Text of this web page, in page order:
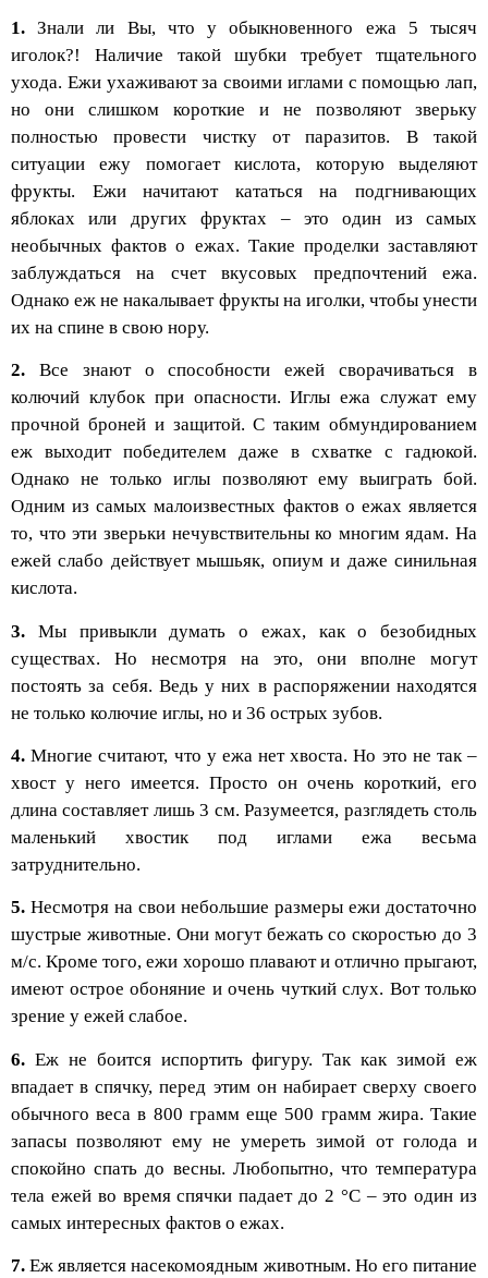
1. Знали ли Вы, что у обыкновенного ежа 5 тысяч
иголок?! Наличие такой шубки требует тщательного
ухода. Ежи ухаживают за своими иглами с помощью лап,
но они слишком короткие и не позволяют зверьку
полностью провести чистку от паразитов. В такой
ситуации ежу помогает кислота, которую выделяют
фрукты. Ежи начитают кататься на подгнивающих
яблоках или других фруктах – это один из самых
необычных фактов о ежах. Такие проделки заставляют
заблуждаться на счет вкусовых предпочтений ежа.
Однако еж не накалывает фрукты на иголки, чтобы унести
их на спине в свою нору.
2. Все знают о способности ежей сворачиваться в
колючий клубок при опасности. Иглы ежа служат ему
прочной броней и защитой. С таким обмундированием
еж выходит победителем даже в схватке с гадюкой.
Однако не только иглы позволяют ему выиграть бой.
Одним из самых малоизвестных фактов о ежах является
то, что эти зверьки нечувствительны ко многим ядам. На
ежей слабо действует мышьяк, опиум и даже синильная
кислота.
3. Мы привыкли думать о ежах, как о безобидных
существах. Но несмотря на это, они вполне могут
постоять за себя. Ведь у них в распоряжении находятся
не только колючие иглы, но и 36 острых зубов.
4. Многие считают, что у ежа нет хвоста. Но это не так –
хвост у него имеется. Просто он очень короткий, его
длина составляет лишь 3 см. Разумеется, разглядеть столь
маленький хвостик под иглами ежа весьма
затруднительно.
5. Несмотря на свои небольшие размеры ежи достаточно
шустрые животные. Они могут бежать со скоростью до 3
м/с. Кроме того, ежи хорошо плавают и отлично прыгают,
имеют острое обоняние и очень чуткий слух. Вот только
зрение у ежей слабое.
6. Еж не боится испортить фигуру. Так как зимой еж
впадает в спячку, перед этим он набирает сверху своего
обычного веса в 800 грамм еще 500 грамм жира. Такие
запасы позволяют ему не умереть зимой от голода и
спокойно спать до весны. Любопытно, что температура
тела ежей во время спячки падает до 2 °C – это один из
самых интересных фактов о ежах.
7. Еж является насекомоядным животным. Но его питание